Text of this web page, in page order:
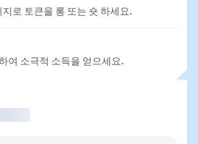
로 토큰을 롱 또는 숏 하세요.
여 소극적 소득을 얻으세요.